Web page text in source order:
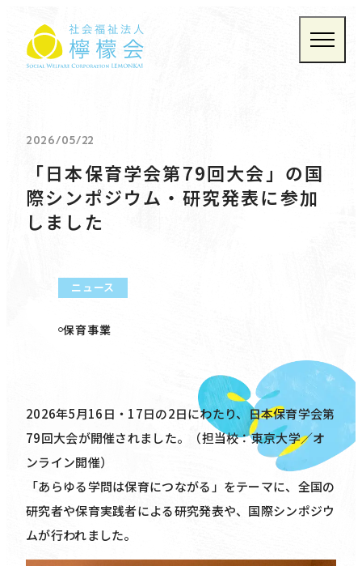
社会福祉法人 檸檬会
2026/05/22
「日本保育学会第79回大会」の国
際シンポジウム・研究発表に参加
しました
ニュース
保育事業
2026年5月16日・17日の2日にわたり、日本保育学会第
79回大会が開催されました。（担当校：東京大学／オ
ンライン開催）
「あらゆる学問は保育につながる」をテーマに、全国の
研究者や保育実践者による研究発表や、国際シンポジウ
ムが行われました。
TOP